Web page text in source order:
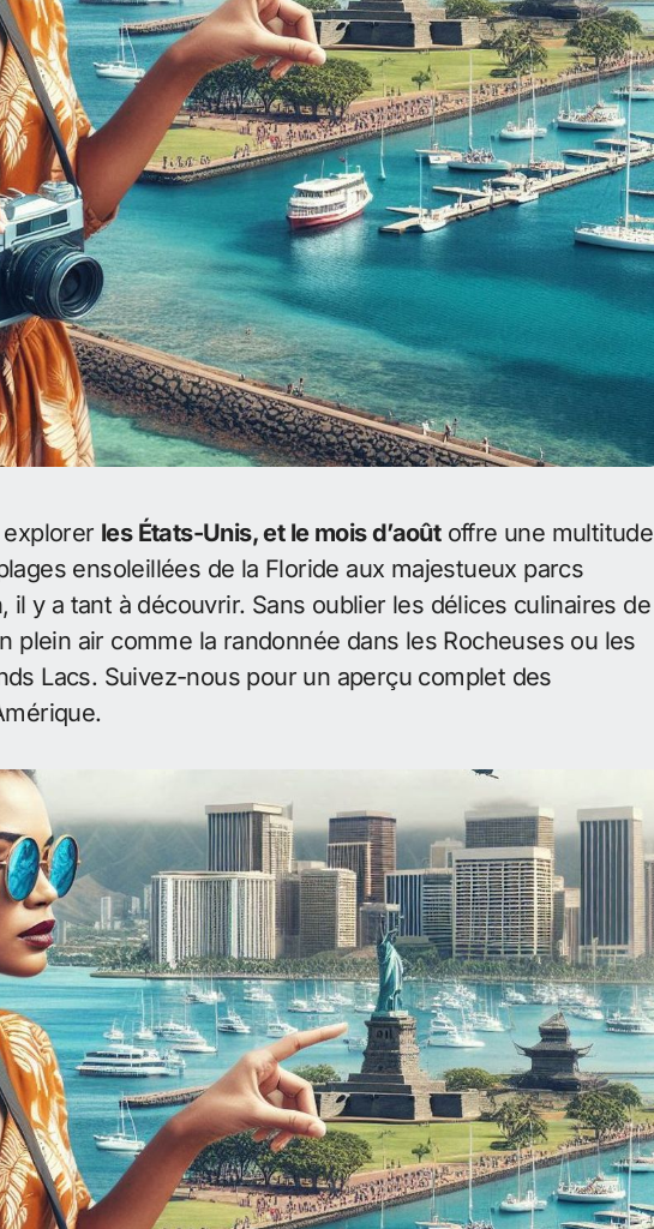
explorer les États-Unis, et le mois d’aoûtoffre une multitude
ensoleillées de la Floride aux majestueux parcs
il y a tant à découvrir. Sans oublier les délices culinaires de
plein air comme la randonnée dans les Rocheuses ou les
Lacs. Suivez-nous pour un aperçu complet des